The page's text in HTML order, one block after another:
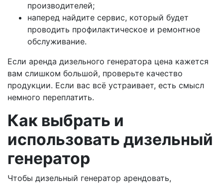
производителей;
наперед найдите сервис, который будет
проводить профилактическое и ремонтное
обслуживание.
Если аренда дизельного генератора цена кажется
вам слишком большой, проверьте качество
продукции. Если вас всё устраивает, есть смысл
немного переплатить.
Как выбрать и
использовать дизельный
генератор
Чтобы дизельный генератор арендовать,